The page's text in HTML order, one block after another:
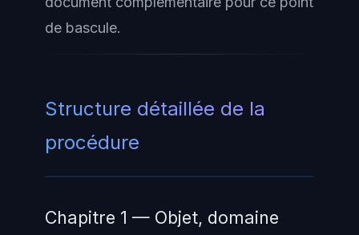
de bascule.
Structure détaillée de la
procédure
Chapitre 1 — Objet, domaine